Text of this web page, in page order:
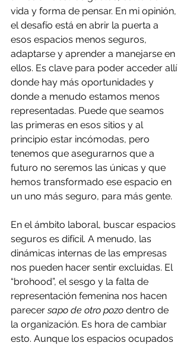
vida y forma de pensar. En mi opinión,
el desafío está en abrir la puerta a
esos espacios menos seguros,
adaptarse y aprender a manejarse en
ellos. Es clave para poder acceder allí
donde hay más oportunidades y
donde a menudo estamos menos
representadas. Puede que seamos
las primeras en esos sitios y al
principio estar incómodas, pero
tenemos que asegurarnos que a
futuro no seremos las únicas y que
hemos transformado ese espacio en
un uno más seguro, para más gente.
En el ámbito laboral, buscar espacios
seguros es difícil. A menudo, las
dinámicas internas de las empresas
nos pueden hacer sentir excluidas. El
“brohood”, el sesgo y la falta de
representación femenina nos hacen
parecer sapo de otro pozo dentro de
la organización. Es hora de cambiar
esto. Aunque los espacios ocupados